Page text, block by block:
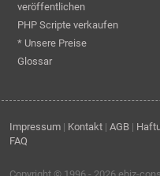
veröffentlichen
PHP Scripte verkaufen
* Unsere Preise
Glossar
Impressum | Kontakt | AGB |
FAQ